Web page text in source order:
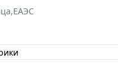
,ЕАЭС